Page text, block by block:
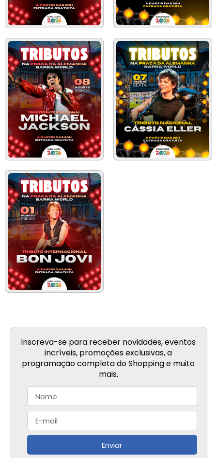
Inscreva-se para receber novidades, eventos
incríveis, promoções exclusivas, a
programação completa do Shopping e muito
mais.
Enviar